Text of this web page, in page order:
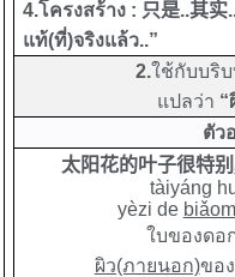
4.โครงสร้าง : 只是..其实
แท้(ที่)จริงแล้ว..”
2.ใช้กับบริ
แปลว่า
ตัว
太阳花的叶子很特别
tàiyáng
yèzi de
ใบของดอ
ผิว(ภายนอก)ขอ